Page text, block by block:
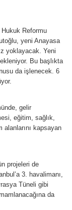
Reformu
yeni Anayasa
yoklayacak. Yeni
Bu başlıkta
da işlenecek. 6
gelir
eğitim, sağlık,
kapsayan
projeleri de
3. havalimanı,
Tüneli gibi
da